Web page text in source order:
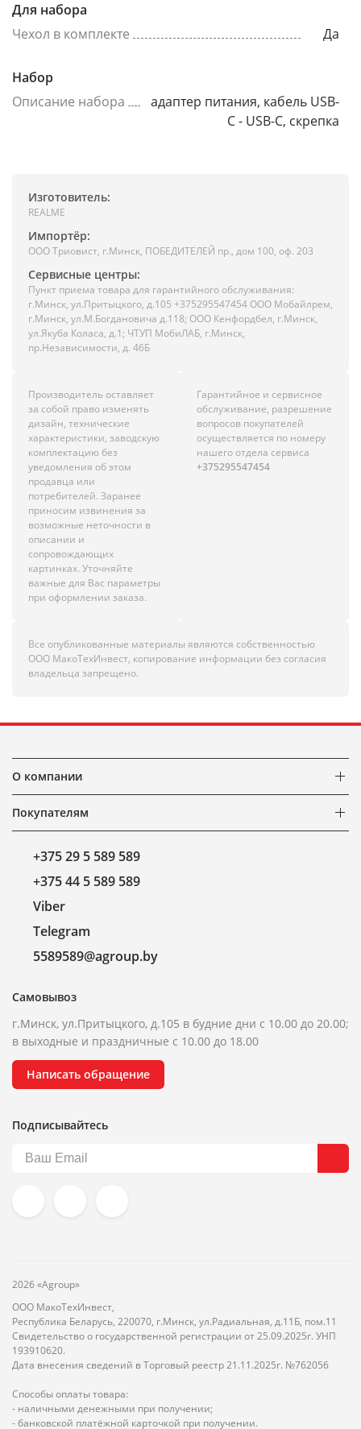
Для набора
Чехол в комплекте
Да
Набор
Описание набора
адаптер питания, кабель USB-
C - USB-C, скрепка
Изготовитель:
REALME
Импортёр:
ООО Триовист, г.Минск, ПОБЕДИТЕЛЕЙ пр., дом 100, оф. 203
Сервисные центры:
Пункт приема товара для гарантийного обслуживания:
г.Минск, ул.Притыцкого, д.105 +375295547454 ООО Мобайлрем,
г.Минск, ул.М.Богдановича д.118; ООО Кенфордбел, г.Минск,
ул.Якуба Коласа, д.1; ЧТУП МобиЛАБ, г.Минск,
пр.Независимости, д. 46Б
Производитель оставляет
за собой право изменять
дизайн, технические
характеристики, заводскую
комплектацию без
уведомления об этом
продавца или
потребителей. Заранее
приносим извинения за
возможные неточности в
описании и
сопровождающих
картинках. Уточняйте
важные для Вас параметры
при оформлении заказа.
Гарантийное и сервисное
обслуживание, разрешение
вопросов покупателей
осуществляется по номеру
нашего отдела сервиса
+375295547454
Все опубликованные материалы являются собственностью
ООО МакоТехИнвест, копирование информации без согласия
владельца запрещено.
О компании
Покупателям
+375 29 5 589 589
+375 44 5 589 589
Viber
Telegram
5589589@agroup.by
Самовывоз
г.Минск, ул.Притыцкого, д.105 в будние дни с 10.00 до 20.00;
в выходные и праздничные с 10.00 до 18.00
Написать обращение
Подписывайтесь
2026 «Agroup»
ООО МакоТехИнвест,
Республика Беларусь, 220070, г.Минск, ул.Радиальная, д.11Б, пом.11
Свидетельство о государственной регистрации от 25.09.2025г. УНП
193910620.
Дата внесения сведений в Торговый реестр 21.11.2025г. №762056
Способы оплаты товара:
- наличными денежными при получении;
- банковской платёжной карточкой при получении.